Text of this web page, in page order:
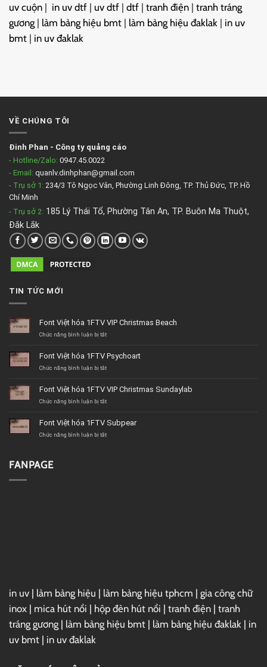
uv cuộn | in uv dtf | uv dtf | dtf | tranh điện | tranh tráng
gương | làm bảng hiệu bmt | làm bảng hiệu đaklak | in uv
bmt | in uv đaklak
VỀ CHÚNG TÔI
Đinh Phan - Công ty quảng cáo
- Hotline/Zalo: 0947.45.0022
- Email: quanlv.dinhphan@gmail.com
- Trụ sở 1: 234/3 Tô Ngọc Vân, Phường Linh Đông, TP. Thủ Đức, TP. Hồ
Chí Minh
- Trụ sở 2: 185 Lý Thái Tổ, Phường Tân An, TP. Buôn Ma Thuột,
Đắk Lắk
TIN TỨC MỚI
Font Việt hóa 1FTV VIP Christmas Beach
Chức năng bình luận bị tắtở
hóa
1FTV
Beach
Font Việt hóa 1FTV Psychoart
Chức năng bình luận bị tắtở
hóa
1FTV
Font Việt hóa 1FTV VIP Christmas Sundaylab
Chức năng bình luận bị tắtở
hóa
1FTV
Font Việt hóa 1FTV Subpear
Chức năng bình luận bị tắtở
FANPAGE
in uv | làm bảng hiệu | làm bảng hiệu tphcm | gia công chữ
inox | mica hút nổi | hộp đèn hút nổi | tranh điện | tranh
tráng gương | làm bảng hiệu bmt | làm bảng hiệu đaklak | in
uv bmt | in uv đaklak